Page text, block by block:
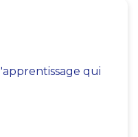
qui